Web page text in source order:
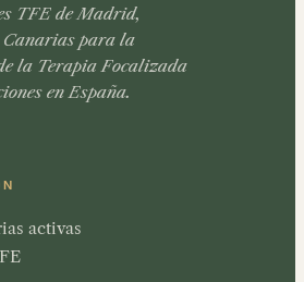
TFE de Madrid,
para la
la Terapia Focalizada
en España.
activas